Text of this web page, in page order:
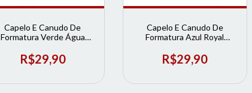
Capelo E Canudo De
Formatura Verde Água
R$29,90
Capelo E Canudo De
Formatura Azul Royal
R$29,90